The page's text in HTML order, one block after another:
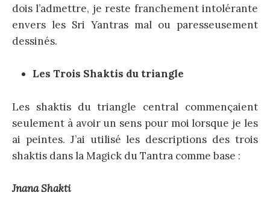
dois l’admettre, je reste franchement intolérante
envers les Sri Yantras mal ou paresseusement
dessinés.
Les Trois Shaktis du triangle
Les shaktis du triangle central commençaient
seulement à avoir un sens pour moi lorsque je les
ai peintes. J’ai utilisé les descriptions des trois
shaktis dans la Magick du Tantra comme base :
Jnana Shakti